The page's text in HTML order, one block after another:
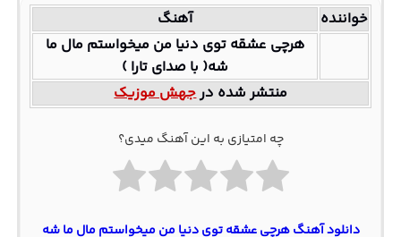
خواننده
آهنگ
هرچی عشقه توی دنیا من میخواستم مال ما
شه( با صدای تارا )
منتشر شده درجهش موزیک
چه امتیازی به این آهنگ میدی؟
دانلود آهنگ هرچی عشقه توی دنیا من میخواستم مال ما شه